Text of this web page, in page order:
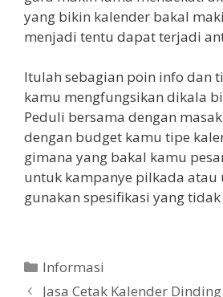
yang bikin kalender bakal
menjadi tentu dapat terjadi
Itulah sebagian poin info dan
kamu mengfungsikan dikala
Peduli bersama dengan
dengan budget kamu tipe
gimana yang bakal kamu
untuk kampanye pilkada atau
gunakan spesifikasi yang tidak
Categories
Informasi
Jasa Cetak Kalender